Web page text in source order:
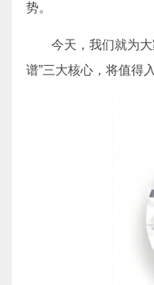
势。
今天，我们就为
谱”三大核心，将值得